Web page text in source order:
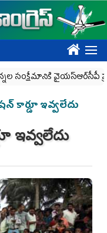
????
వైయ‌స్ఆర్‌సీపీ
కార్డూ ఇవ్వలేదు
ఇవ్వలేదు